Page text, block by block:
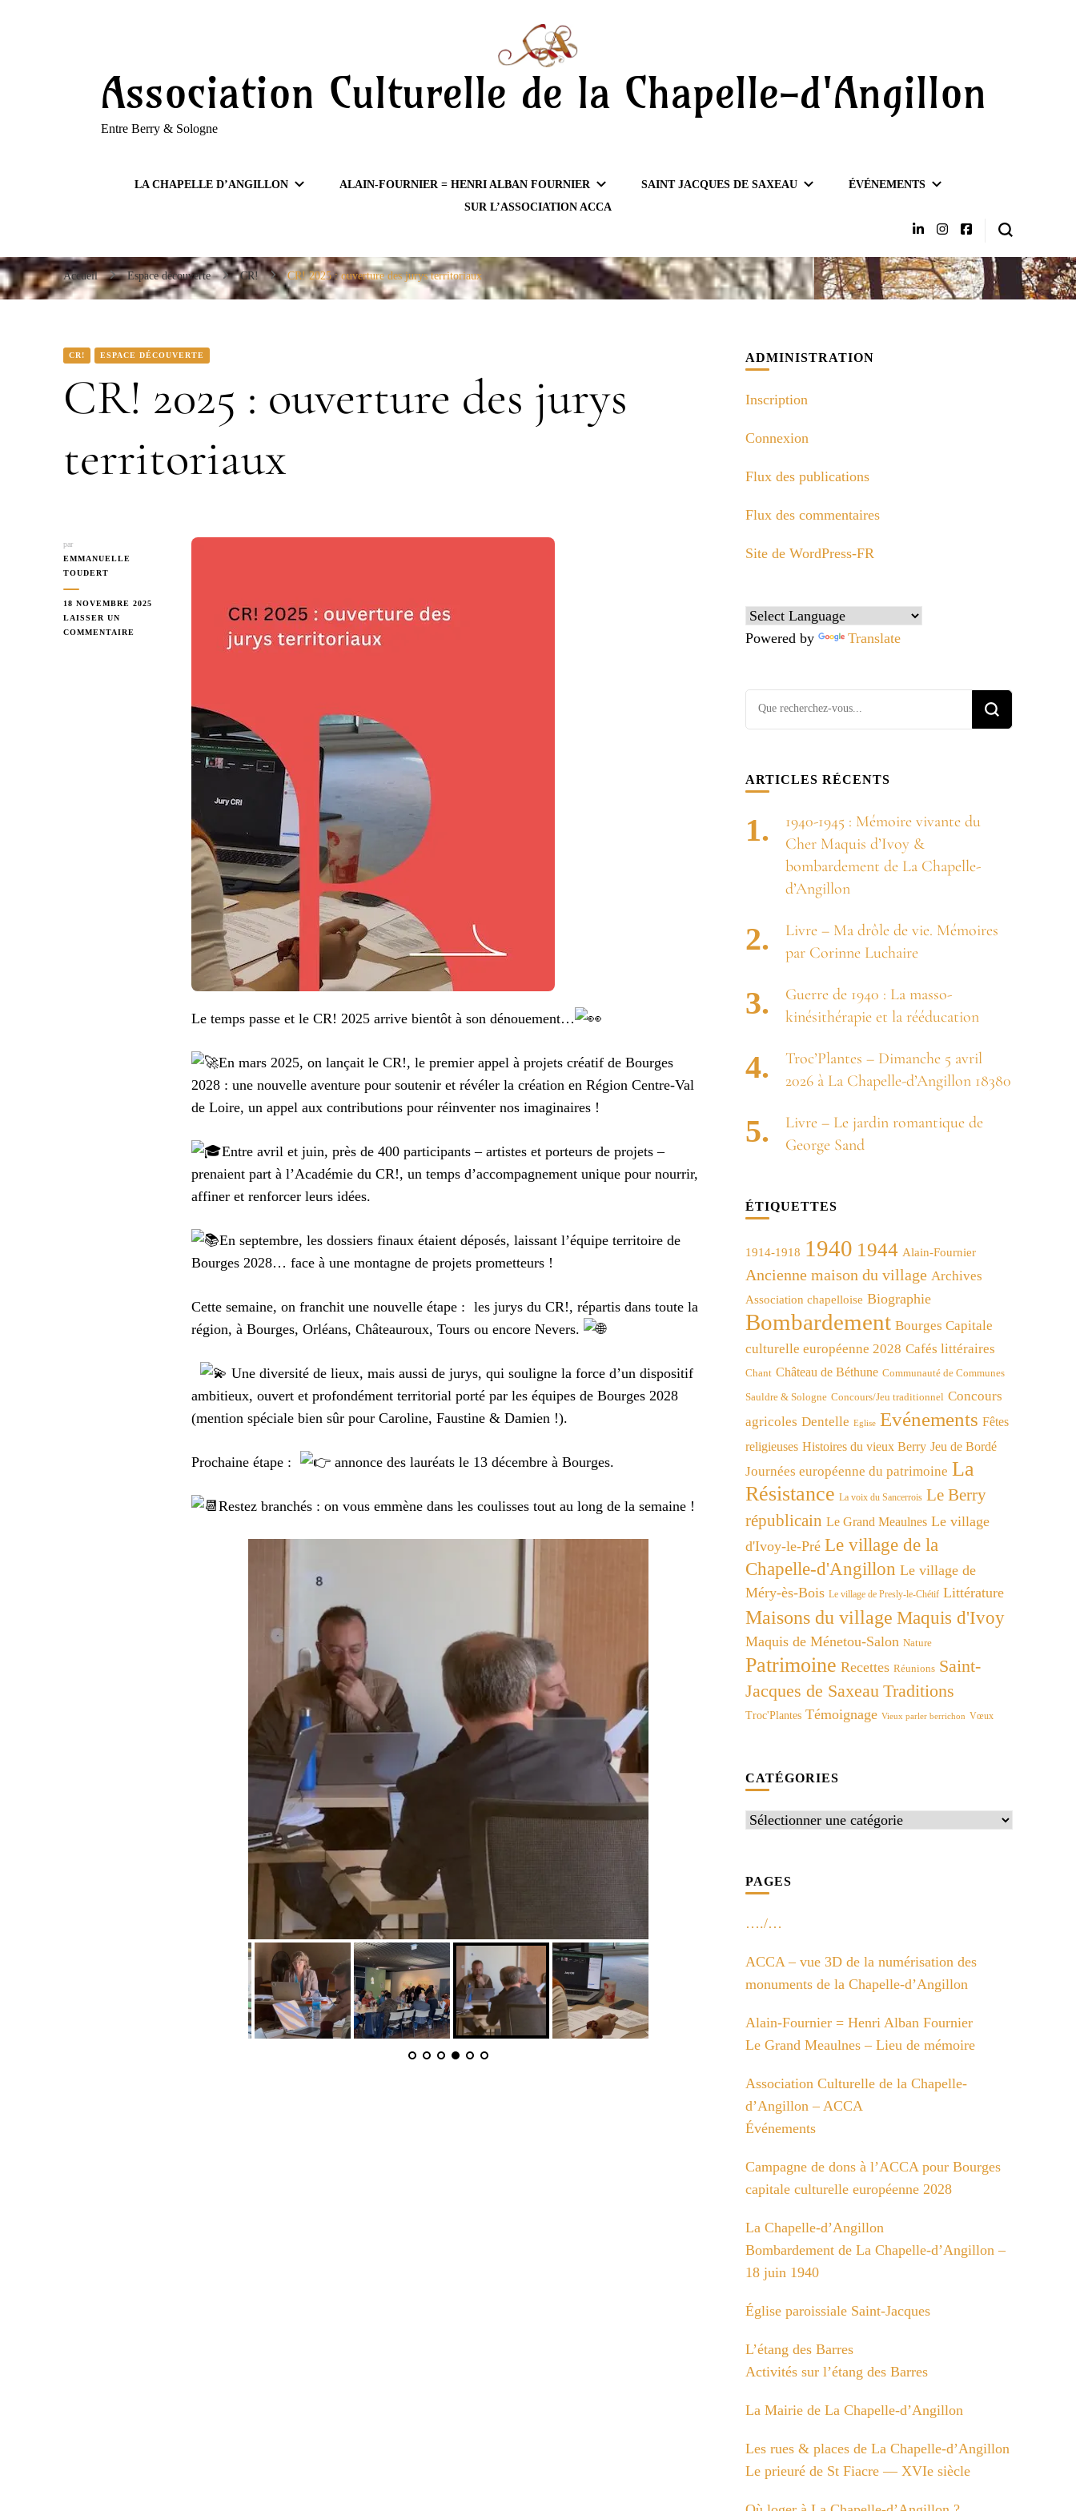
Association Culturelle de la Chapelle-d'Angillon
Entre Berry & Sologne
LA CHAPELLE D’ANGILLON ALAIN-FOURNIER = HENRI ALBAN FOURNIER SAINT JACQUES DE SAXEAU
ÉVÉNEMENTS
SUR L’ASSOCIATION ACCA
Accueil Espace découverte CR! CR! 2025 : ouverture des jurys territoriaux
CR! ESPACE DÉCOUVERTE
CR! 2025 : ouverture des jurys
territoriaux
par
EMMANUELLE
TOUDERT
18 NOVEMBRE 2025
LAISSER UN
COMMENTAIRE
TERRITORIAUX
Le temps passe et le CR! 2025 arrive bientôt à son dénouement…
En mars 2025, on lançait le CR!, le premier appel à projets créatif de Bourges
2028 : une nouvelle aventure pour soutenir et révéler la création en Région Centre-Val
de Loire, un appel aux contributions pour réinventer nos imaginaires !
Entre avril et juin, près de 400 participants – artistes et porteurs de projets –
prenaient part à l’Académie du CR!, un temps d’accompagnement unique pour nourrir,
affiner et renforcer leurs idées.
En septembre, les dossiers finaux étaient déposés, laissant l’équipe territoire de
Bourges 2028… face à une montagne de projets prometteurs !
Cette semaine, on franchit une nouvelle étape : les jurys du CR!, répartis dans toute la
région, à Bourges, Orléans, Châteauroux, Tours ou encore Nevers.
Une diversité de lieux, mais aussi de jurys, qui souligne la force d’un dispositif
ambitieux, ouvert et profondément territorial porté par les équipes de Bourges 2028
(mention spéciale bien sûr pour Caroline, Faustine & Damien !).
Prochaine étape : annonce des lauréats le 13 décembre à Bourges.
Restez branchés : on vous emmène dans les coulisses tout au long de la semaine !
ADMINISTRATION
Inscription
Connexion
Flux des publications
Flux des commentaires
Site de WordPress-FR
Powered by Translate
Vous
ARTICLES RÉCENTS
1940-1945 : Mémoire vivante du
Cher Maquis d’Ivoy &
bombardement de La Chapelle-
d’Angillon
Livre – Ma drôle de vie. Mémoires
par Corinne Luchaire
Guerre de 1940 : La masso-
kinésithérapie et la rééducation
Troc’Plantes – Dimanche 5 avril
2026 à La Chapelle-d’Angillon 18380
Livre – Le jardin romantique de
George Sand
ÉTIQUETTES
1914-1918 1940 1944 Alain-Fournier
Ancienne maison du village Archives
Association chapelloise Biographie
Bombardement Bourges Capitale
culturelle européenne 2028 Cafés littéraires
Chant Château de Béthune Communauté de Communes
Sauldre & Sologne Concours/Jeu traditionnel Concours
agricoles Dentelle Eglise Evénements Fêtes
religieuses Histoires du vieux Berry Jeu de Bordé
Journées européenne du patrimoine La
Résistance La voix du Sancerrois Le Berry
républicain Le Grand Meaulnes Le village
d'Ivoy-le-Pré Le village de la
Chapelle-d'Angillon Le village de
Méry-ès-Bois Le village de Presly-le-Chétif Littérature
Maisons du village Maquis d'Ivoy
Maquis de Ménetou-Salon Nature
Patrimoine Recettes Réunions Saint-
Jacques de Saxeau Traditions
Troc'Plantes Témoignage Vieux parler berrichon Vœux
CATÉGORIES
Catégories
PAGES
…./…
ACCA – vue 3D de la numérisation des
monuments de la Chapelle-d’Angillon
Alain-Fournier = Henri Alban Fournier
Le Grand Meaulnes – Lieu de mémoire
Association Culturelle de la Chapelle-
d’Angillon – ACCA
Événements
Campagne de dons à l’ACCA pour Bourges
capitale culturelle européenne 2028
La Chapelle-d’Angillon
Bombardement de La Chapelle-d’Angillon –
18 juin 1940
Église paroissiale Saint-Jacques
L’étang des Barres
Activités sur l’étang des Barres
La Mairie de La Chapelle-d’Angillon
Les rues & places de La Chapelle-d’Angillon
Le prieuré de St Fiacre — XVIe siècle